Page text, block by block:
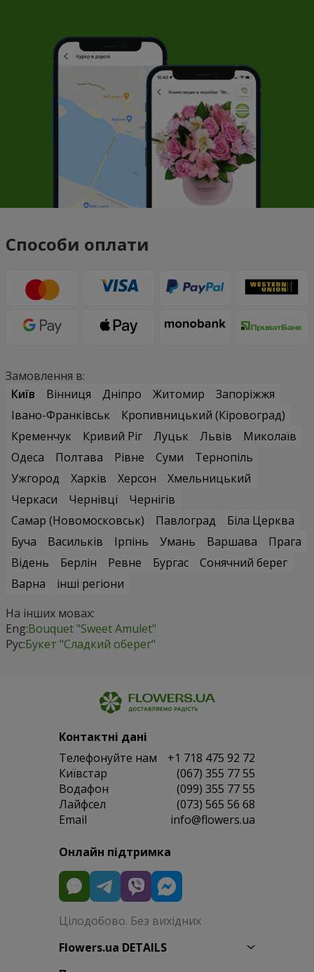
Способи оплати
Замовлення в:
Київ
Вінниця Дніпро Житомир
Запоріжжя
Івано-Франківськ
Кропивницький (Кіровоград)
Кременчук
Кривий Ріг Луцьк Львів
Миколаїв
Одеса
Полтава Рівне Суми
Тернопіль
Ужгород
Харків Херсон
Хмельницький
Черкаси
Чернівці
Чернігів
Самар (Новомосковськ)
Павлоград
Біла Церква
Буча
Васильків Ірпінь Умань Варшава
Прага
Відень
Берлін Ревне Бургас
Сонячний берег
Варна
інші регіони
На інших мовах:
Eng:Bouquet "Sweet Amulet"
Рус:Букет "Сладкий оберег"
Контактні дані
Телефонуйте нам
+1 718 475 92 72
Київстар
(067) 355 77 55
Водафон
(099) 355 77 55
Лайфсел
(073) 565 56 68
Email
info@flowers.ua
Онлайн підтримка
Цілодобово. Без вихідних
Flowers.ua DETAILS